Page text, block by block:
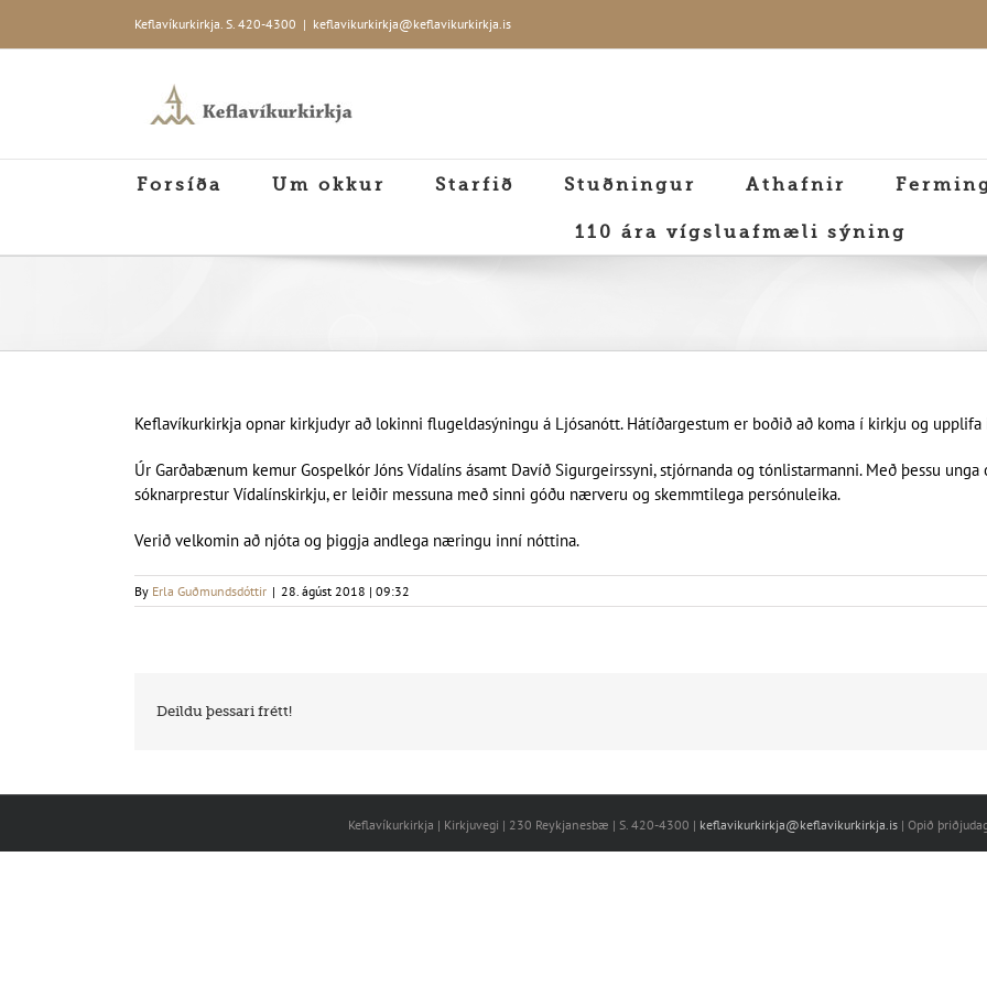
Keflavíkurkirkja. S. 420-4300 | keflavikurkirkja@keflavikurkirkja.is
Forsíða Um okkur Starfið Stuðningur Athafnir
110 ára vígsluafmæli sýning
Keflavíkurkirkja opnar kirkjudyr að lokinni flugeldasýningu á Ljósanótt. Hátíðargestum er boðið að koma í kirkju og
Úr Garðabænum kemur Gospelkór Jóns Vídalíns ásamt Davíð Sigurgeirssyni, stjórnanda og tónlistarmanni. Með þessu
sóknarprestur Vídalínskirkju, er leiðir messuna með sinni góðu nærveru og skemmtilega persónuleika.
Verið velkomin að njóta og þiggja andlega næringu inní nóttina.
By Erla Guðmundsdóttir | 28. ágúst 2018 | 09:32
Deildu þessari frétt!
Keflavíkurkirkja | Kirkjuvegi | 230 Reykjanesbæ | S. 420-4300 | keflavikurkirkja@keflavikurkirkja.is| Opið